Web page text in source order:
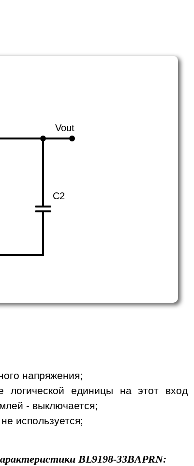
Vout
C2
напряжения;
единицы на этот вход
- выключается;
используется;
BL9198-33BAPRN: